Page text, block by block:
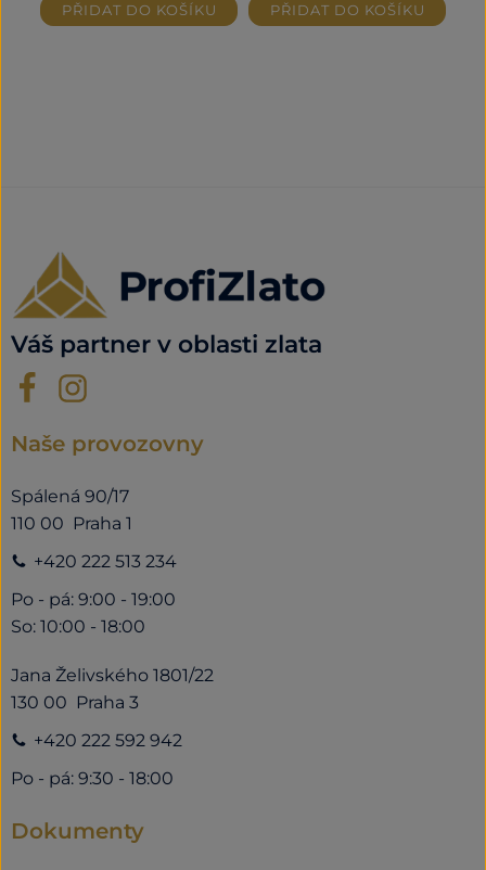
PŘIDAT DO KOŠÍKU PŘIDAT DO KOŠÍKU
Váš partner v oblasti zlata
Naše provozovny
Spálená 90/17
110 00 Praha 1
+420 222 513 234
Po - pá: 9:00 - 19:00
So: 10:00 - 18:00
Jana Želivského 1801/22
130 00 Praha 3
+420 222 592 942
Po - pá: 9:30 - 18:00
Dokumenty